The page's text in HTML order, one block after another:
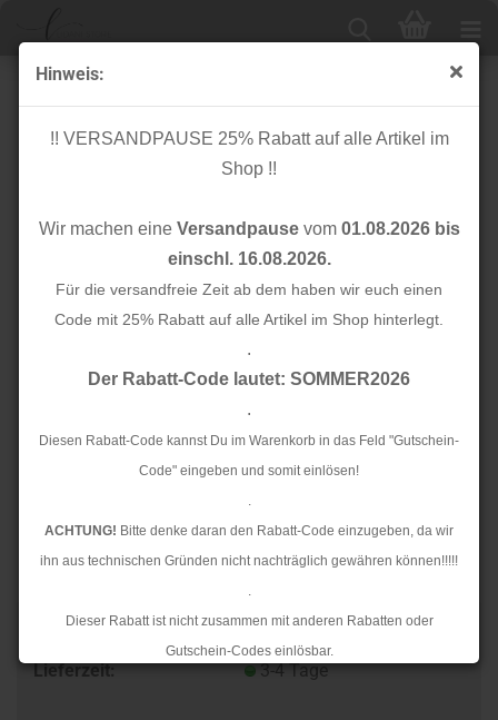
Hinweis:
!! VERSANDPAUSE 25% Rabatt auf alle Artikel im
Shop !!
Wir machen eine Versandpausevom 01.08.2026 bis
einschl. 16.08.2026.
Für die versandfreie Zeit ab dem haben wir euch einen
Code mit 25% Rabatt auf alle Artikel im Shop hinterlegt.
.
Der Rabatt-Code lautet: SOMMER2026
.
Diesen Rabatt-Code kannst Du im Warenkorb in das Feld "Gutschein-
Code" eingeben und somit einlösen!
.
ACHTUNG! Bitte denke daran den Rabatt-Code einzugeben, da wir
ihn aus technischen Gründen nicht nachträglich gewähren können!!!!!
.
Dieser Rabatt ist nicht zusammen mit anderen Rabatten oder
Gutschein-Codes einlösbar.
.
Cuff me - Bio Bündchen - Ripped Col.13 - Botanical -
Hamburger Liebe
Lieferzeit:
3-4 Tage